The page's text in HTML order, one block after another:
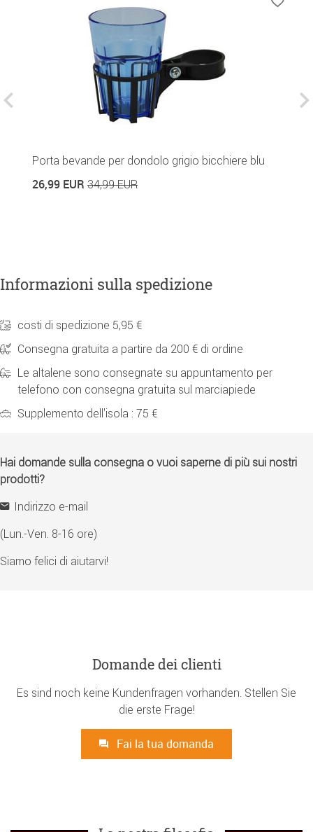
Porta bevande per dondolo grigio bicchiere blu
26,99 EUR 34,99 EUR
Informazioni sulla spedizione
costi di spedizione 5,95 €
Consegna gratuita a partire da 200 € di ordine
Le altalene sono consegnate su appuntamento per
telefono con consegna gratuita sul marciapiede
Supplemento dell'isola : 75 €
Hai domande sulla consegna o vuoi saperne di più sui nostri
prodotti?
Indirizzo e-mail
(Lun.-Ven. 8-16 ore)
Siamo felici di aiutarvi!
Domande dei clienti
Es sind noch keine Kundenfragen vorhanden. Stellen Sie
die erste Frage!
Fai la tua domanda